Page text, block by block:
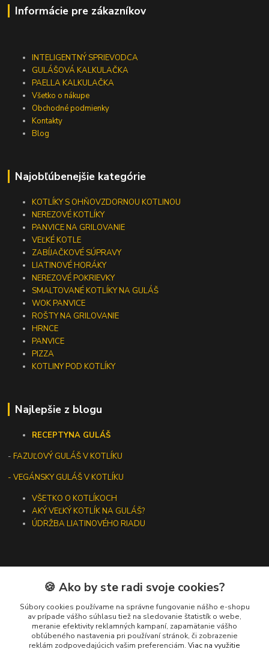
Informácie pre zákazníkov
INTELIGENTNÝ SPRIEVODCA
GULÁŠOVÁ KALKULAČKA
PAELLA KALKULAČKA
Všetko o nákupe
Obchodné podmienky
Kontakty
Blog
Najobľúbenejšie kategórie
KOTLÍKY S OHŇOVZDORNOU KOTLINOU
NEREZOVÉ KOTLÍKY
PANVICE NA GRILOVANIE
VEĽKÉ KOTLE
ZABÍJAČKOVÉ SÚPRAVY
LIATINOVÉ HORÁKY
NEREZOVÉ POKRIEVKY
SMALTOVANÉ KOTLÍKY NA GULÁŠ
WOK PANVICE
ROŠTY NA GRILOVANIE
HRNCE
PANVICE
PIZZA
KOTLINY POD KOTLÍKY
Najlepšie z blogu
RECEPTYNA GULÁŠ
-FAZUĽOVÝ GULÁŠ V KOTLÍKU
- VEGÁNSKY GULÁŠ V KOTLÍKU
VŠETKO O KOTLÍKOCH
AKÝ VEĽKÝ KOTLÍK NA GULÁŠ?
ÚDRŽBA LIATINOVÉHO RIADU
Kontakty
+421 919 275 553
(Po-Pia, 10-13 hod.)
ikotliky@ikotliky.sk
🍪 Ako by ste radi svoje cookies?
Súbory cookies používame na správne fungovanie nášho e-shopu
av prípade vášho súhlasu tiež na sledovanie štatistík o webe,
meranie efektivity reklamných kampaní, zapamätanie vášho
obľúbeného nastavenia pri používaní stránok, či zobrazenie
reklám zodpovedajúcich vašim preferenciám. Viac na využitie